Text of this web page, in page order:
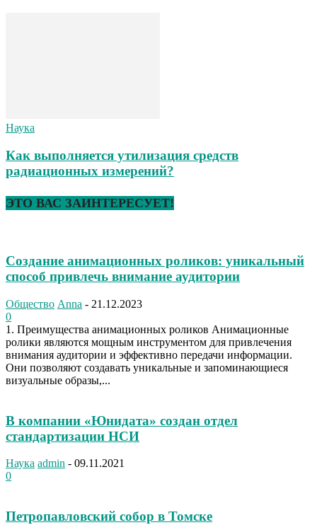
Наука
Как выполняется утилизация средств
радиационных измерений?
ЭТО ВАС ЗАИНТЕРЕСУЕТ!
Создание анимационных роликов: уникальный
способ привлечь внимание аудитории
Общество Anna - 21.12.2023
0
1. Преимущества анимационных роликов Анимационные
ролики являются мощным инструментом для привлечения
внимания аудитории и эффективно передачи информации.
Они позволяют создавать уникальные и запоминающиеся
визуальные образы,...
В компании «Юнидата» создан отдел
стандартизации НСИ
Наука admin - 09.11.2021
0
Петропавловский собор в Томске